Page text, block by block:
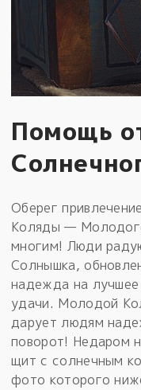
Помощь
Оберег
Коляды —
многим! Люди
Солнышка,
надежда на
удачи. Молодой
дарует людям
поворот! Недаром
щит с солнечным
фото которого